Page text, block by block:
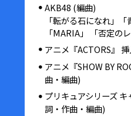
AKB48 (編曲)
「転がる石になれ」「
「MARIA」 「否定の
アニメ『ACTORS』
アニメ『SHOW BY
曲・編曲)
プリキュアシリーズ
詞・作曲・編曲)